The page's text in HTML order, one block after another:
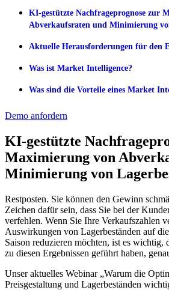
KI-gestützte Nachfrageprognose zur
Abverkaufsraten und Minimierung
Aktuelle Herausforderungen für den
Was ist Market Intelligence?
Was sind die Vorteile eines Market
Demo anfordern
KI-gestützte
Maximierung von
Minimierung von
Restposten. Sie können den Gewinn
Zeichen dafür sein, dass Sie bei der
verfehlen. Wenn Sie Ihre Verkaufszahlen
Auswirkungen von Lagerbeständen auf
Saison reduzieren möchten, ist es wichtig,
zu diesen Ergebnissen geführt haben,
Unser aktuelles Webinar „Warum die
Preisgestaltung und Lagerbeständen